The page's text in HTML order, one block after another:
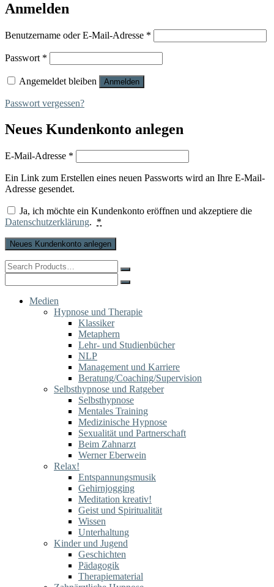
Anmelden
Benutzername oder E-Mail-Adresse *
Passwort *
Angemeldet bleiben Anmelden
Passwort vergessen?
Neues Kundenkonto anlegen
E-Mail-Adresse *
Ein Link zum Erstellen eines neuen Passworts wird an Ihre E-Mail-
Adresse gesendet.
Ja, ich möchte ein Kundenkonto eröffnen und akzeptiere die
Datenschutzerklärung. *
Neues Kundenkonto anlegen
Search
for:
for:
Medien
Hypnose und Therapie
Klassiker
Metaphern
Lehr- und Studienbücher
NLP
Management und Karriere
Beratung/Coaching/Supervision
Selbsthypnose und Ratgeber
Selbsthypnose
Mentales Training
Medizinische Hypnose
Sexualität und Partnerschaft
Beim Zahnarzt
Werner Eberwein
Relax!
Entspannungsmusik
Gehirnjogging
Meditation kreativ!
Geist und Spiritualität
Wissen
Unterhaltung
Kinder und Jugend
Geschichten
Pädagogik
Therapiematerial